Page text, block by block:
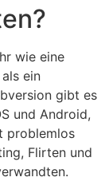
wie eine
ein
gibt es
und Android,
problemlos
Flirten und